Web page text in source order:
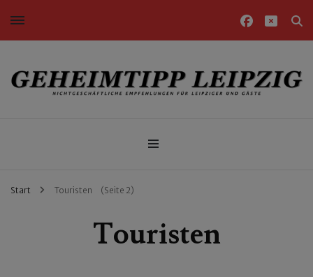
Nichtgeschäftliche Empfehlungen für Leipziger und Gäste
Start Touristen (Seite 2)
Touristen